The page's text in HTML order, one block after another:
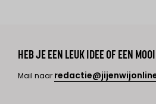
HEB JE EEN LEUK IDEE OF EEN
Mail naar